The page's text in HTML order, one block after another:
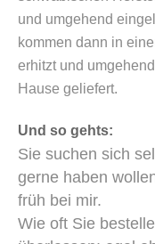
und umgehend
kommen dann in
erhitzt und
Hause geliefert.
Und so gehts:
Sie suchen sich
gerne haben
früh bei mir.
Wie oft Sie